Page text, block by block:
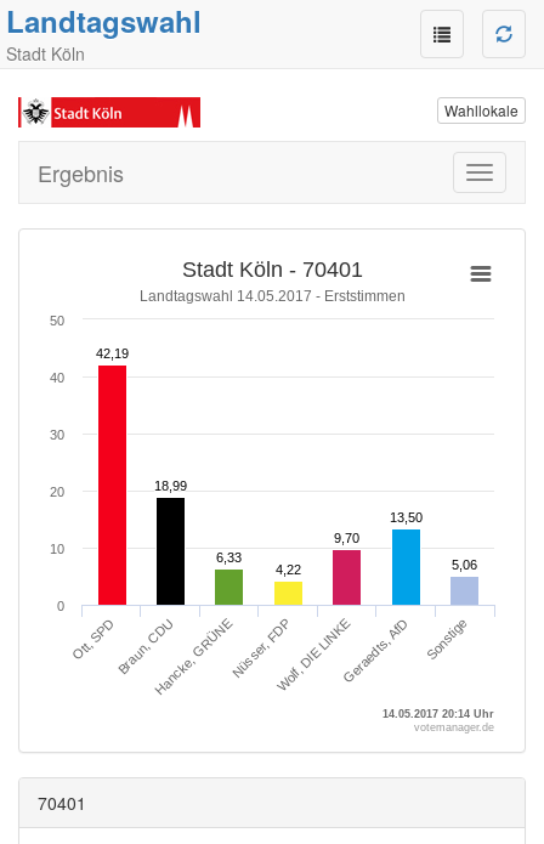
Landtagswahl
Stadt Köln
Wahllokale
Toggle
Ergebnis
14.05.2017 20:14 Uhr
Stadt Köln - 70401
Landtagswahl 14.05.2017 - Erststimmen
42,19
42,19
18,99
18,99
6,33
6,33
4,22
4,22
9,70
9,70
13,50
13,50
5,06
5,06
Ott, SPD Braun, CDUHancke, GRÜNENüsser, FDPWolf, DIE LINKEGeraedts, AfD Sonstige
0
10
20
30
40
50
votemanager.de
70401